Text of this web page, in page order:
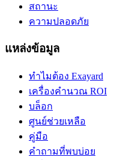
สถานะ
ความปลอดภัย
แหล่งข้อมูล
ทำไมต้อง Exayard
เครื่องคำนวณ ROI
บล็อก
ศูนย์ช่วยเหลือ
คู่มือ
คำถามที่พบบ่อย